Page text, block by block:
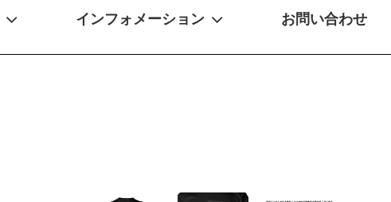
インフォメーション お問い合わせ